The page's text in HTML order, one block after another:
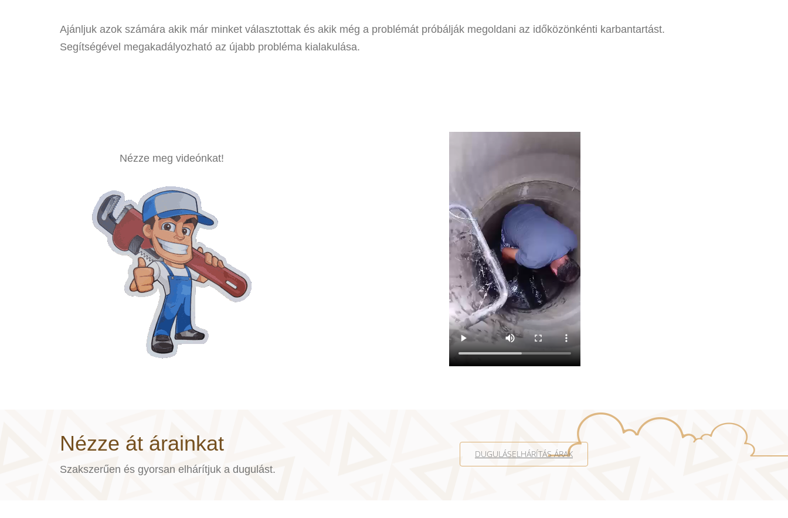
Ajánljuk azok számára akik már minket választottak és akik még a problémát próbálják megoldani az időközönkénti karbantartást.
Segítségével megakadályozható az újabb probléma kialakulása.
Nézze meg videónkat!
Nézze át árainkat
Szakszerűen és gyorsan elhárítjuk a dugulást.
DUGULÁSELHÁRÍTÁS ÁRAK